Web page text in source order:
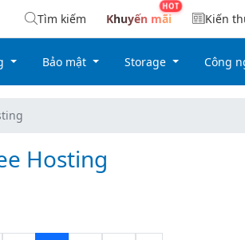
Tìm kiếm Khuyến mãi Kiến
Bảo mật Storage Công
Hosting